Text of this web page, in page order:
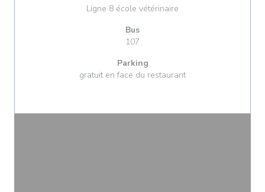
Ligne 8 école vétérinaire
Bus
107
Parking
gratuit en face du restaurant